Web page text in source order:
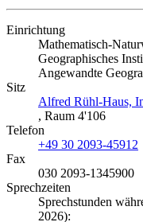
Einrichtung
Mathematisch-
Geographisches
Angewandte
Sitz
Alfred Rühl-Haus,
, Raum 4'106
Telefon
+49 30 2093-45912
Fax
030 2093-1345900
Sprechzeiten
Sprechstunden
2026):